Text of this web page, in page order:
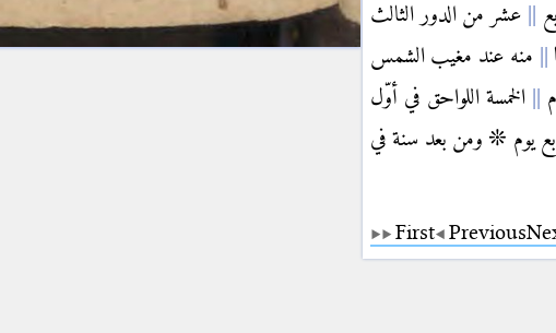
عشر من الدور الثالث
منه عند مغيب الشمس
الخمسة اللواحق في أوّل
يوم ❊ ومن بعد سنة في
First Previous